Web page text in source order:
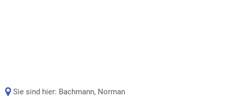
Sie sind hier: Bachmann, Norman